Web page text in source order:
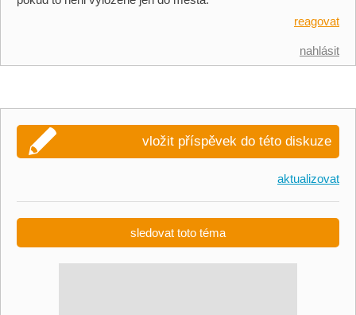
reagovat
nahlásit
vložit příspěvek do této diskuze
aktualizovat
sledovat toto téma